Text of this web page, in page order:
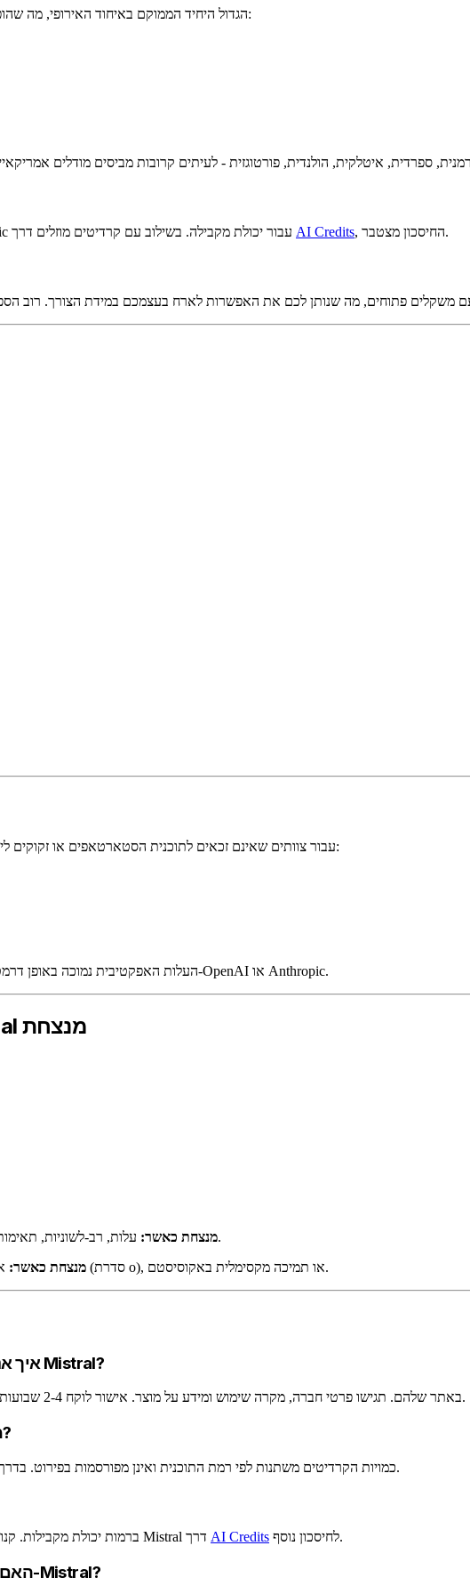
Mistral הוא ספק ה-AI הגדול היחיד הממוקם באיחוד האירופי, מה שהופך אותו לבחירה הנקייה ביותר עבור:
AI Credits , החיסכון מצטבר.
מוכרת קרדיטים מוזלים של Mistral עבור צוותים שאינם זכאים לתוכנית הסטארטאפים או זקוקים ליותר קיבולת:
בשילוב עם התמחור הבסיסי הנמוך ממילא של Mistral, העלות האפקטיבית נמוכה באופן דרמטי מ-OpenAI או Anthropic.
Mistral לעומת OpenAI: מתי Mistral מנצחת
Mistral מנצחת כאשר:עלות, רב-לשוניות, תאימות לאיחוד האירופי חשובים יותר מגודל האקוסיסטם.
OpenAI מנצחת כאשר:
אתם זקוקים למודלים האחרונים ביותר, הגיון עמוק (סדרת o), או תמיכה מקסימלית באקוסיסטם.
איך אני מגיש מועמדות לתוכנית הסטארטאפים של Mistral?
הגישו מועמדות דרך דף תוכנית הסטארטאפים של Mistral באתר שלהם. תגישו פרטי חברה, מקרה שימוש ומידע על מוצר. אישור לוקח 2-4 שבועות.
כמה קרדיטים Mistral מעניקה לסטארטאפים?
כמויות הקרדיטים משתנות לפי רמת התוכנית ואינן מפורסמות בפירוט. בדרך כלל בטווח של 1,000$-25,000$ עבור סטארטאפים זכאים.
AI Credits לחיסכון נוסף.
האם סטארטאפים אירופאיים צריכים להשתמש ב-Mistral?